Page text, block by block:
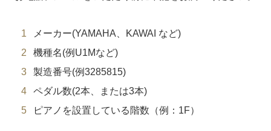
メーカー(YAMAHA、KAWAI など)
機種名(例U1Mなど)
製造番号(例3285815)
ペダル数(2本、または3本)
ピアノを設置している階数（例：1F）